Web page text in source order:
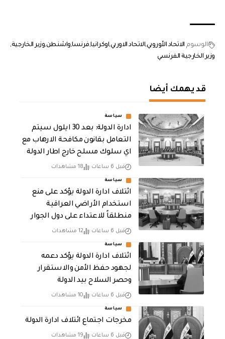
الوسوم الاتحاد الأوروبيالاتحاد الاوربياوكرانيا فرنسا واشنطنوزير الخارجية
وزير الخارجية الفرنسي
قد يهمك أيضا
سياسة
ادارة الدولة: بعد 30 ايلول سيتم
التعامل بقانون مكافحة الارهاب مع
اي سلوك مسلح خارج اطار الدولة
قبل 6 ساعات 18 مشاهدات
سياسة
ائتلاف ادارة الدولة يؤكد على منع
استخدام الأراضي العراقية
منطلقاً للاعتداء على دول الجوار
قبل 6 ساعات 12 مشاهدات
سياسة
ائتلاف ادارة الدولة يؤكد دعمه
لجهود حفظ الأمن والاستقرار
وحصر السلاح بيد الدولة
قبل 6 ساعات 10 مشاهدات
سياسة
مخرجات اجتماع ائتلاف ادارة الدولة
قبل 6 ساعات 19 مشاهدات